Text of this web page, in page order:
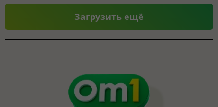
Загрузить ещё